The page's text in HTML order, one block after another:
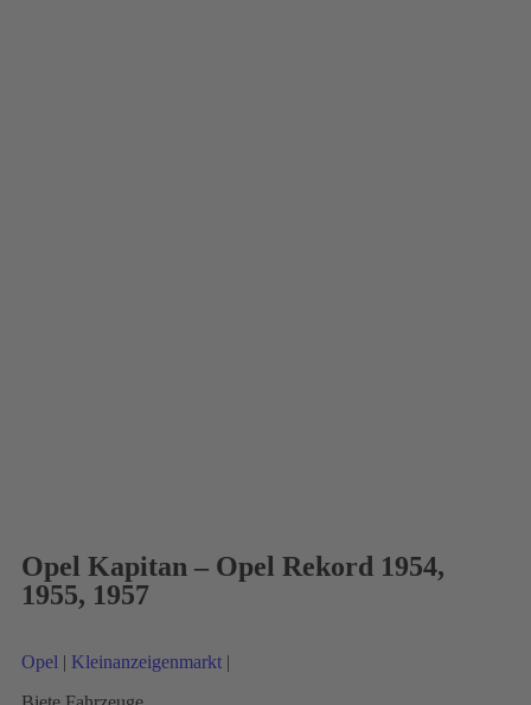
Opel Kapitan – Opel Rekord 1954,
1955, 1957
Opel | Kleinanzeigenmarkt |